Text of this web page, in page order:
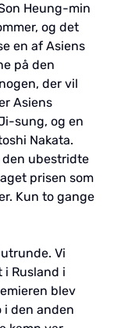
Heung-min
og det
en af Asiens
på den
der vil
Asiens
sung, og en
Nakata.
den ubestridte
prisen som
Kun to gange
Vi
Rusland i
blev
i den anden